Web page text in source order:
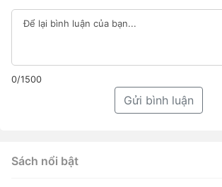
0/1500
Gửi bình luận
Sách nổi bật